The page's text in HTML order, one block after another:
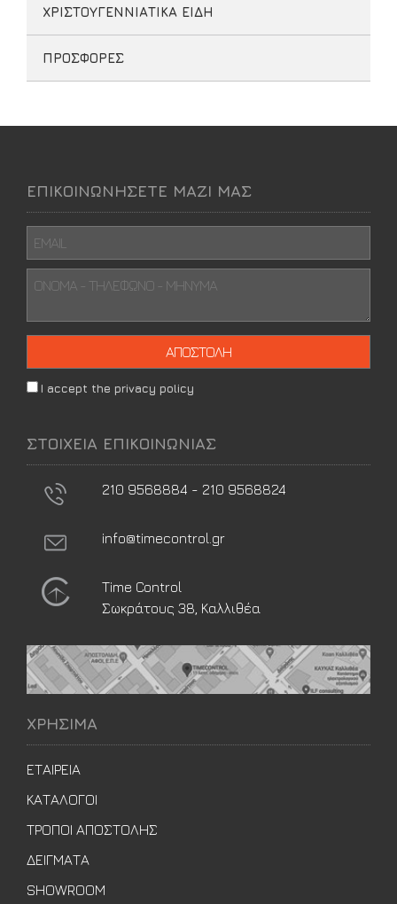
ΧΡΙΣΤΟΥΓΕΝΝΙΑΤΙΚΑ ΕΙΔΗ
ΠΡΟΣΦΟΡΕΣ
ΕΠΙΚΟΙΝΩΝΗΣΕΤΕ ΜΑΖΙ ΜΑΣ
I accept the privacy policy
ΣΤΟΙΧΕΙΑ ΕΠΙΚΟΙΝΩΝΙΑΣ
210 9568884 - 210 9568824
info@timecontrol.gr
Time Control
Σωκράτους 38, Καλλιθέα
ΧΡΗΣΙΜΑ
ΕΤΑΙΡΕΙΑ
ΚΑΤΑΛΟΓΟΙ
ΤΡΟΠΟΙ ΑΠΟΣΤΟΛΗΣ
ΔΕΙΓΜΑΤΑ
SHOWROOM